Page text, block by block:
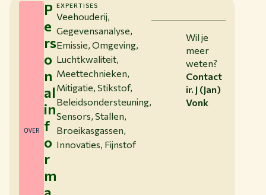
OVER
P
e
rs
o
n
al
in
f
o
r
m
EXPERTISES
Veehouderij,
Gegevensanalyse,
Emissie, Omgeving,
Luchtkwaliteit,
Meettechnieken,
Mitigatie, Stikstof,
Beleidsondersteuning,
Sensors, Stallen,
Broeikasgassen,
Innovaties, Fijnstof
Wil je
meer
weten?
Contact
ir. J (Jan)
Vonk